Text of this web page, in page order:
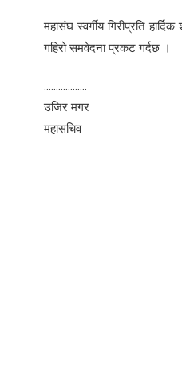
महासंघ स्वर्गीय गिरीप्रति
गहिरो समवेदना प्रकट गर्दछ ।
..................
उजिर मगर
महासचिव